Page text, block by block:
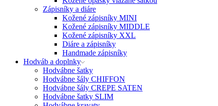
Zápisníky a diáre
Kožené zápisníky MINI
Kožené zápisníky MIDDLE
Kožené zápisníky XXL
Diáre a zápisníky
Handmade zápisníky
Hodváb a doplnky
Hodvábne šatky
Hodvábne šály CHIFFON
Hodvábne šály CREPE SATEN
Hodvábne šatky SLIM